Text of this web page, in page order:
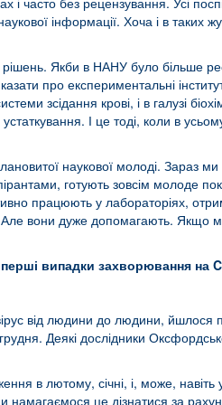
інформації. Хоча і в таких
Якби в НАНУ було більше
про експериментальні
зсідання крові, і в галузі
І це тоді, коли в
наукової молоді. Зараз
готують зовсім молоде
працюють у лабораторіях,
Але вони дуже допомагають.
випадки захворювання на
від людини до людини,
Деякі дослідники
в лютому, січні, і, може,
це дізнатися за